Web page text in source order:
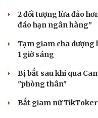
2 đối tượng lừa đảo
đáo hạn ngân hàng"
Tạm giam cha dượng
1 giờ sáng
Bị bắt sau khi qua
"phòng thân"
Bắt giam nữ